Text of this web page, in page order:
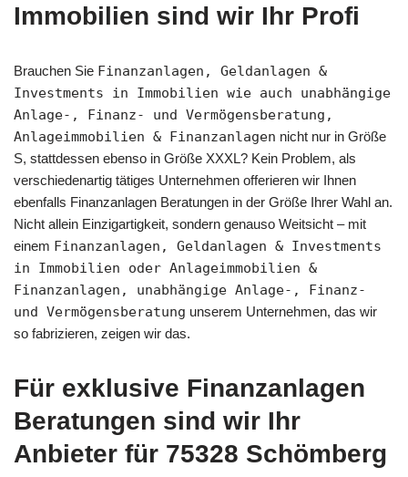
Immobilien sind wir Ihr Profi
Brauchen Sie Finanzanlagen, Geldanlagen &
Investments in Immobilien wie auch unabhängige
Anlage-, Finanz- und Vermögensberatung,
Anlageimmobilien & Finanzanlagen nicht nur in Größe
S, stattdessen ebenso in Größe XXXL? Kein Problem, als
verschiedenartig tätiges Unternehmen offerieren wir Ihnen
ebenfalls Finanzanlagen Beratungen in der Größe Ihrer Wahl an.
Nicht allein Einzigartigkeit, sondern genauso Weitsicht – mit
einem Finanzanlagen, Geldanlagen & Investments
in Immobilien oder Anlageimmobilien &
Finanzanlagen, unabhängige Anlage-, Finanz-
und Vermögensberatung unserem Unternehmen, das wir
so fabrizieren, zeigen wir das.
Für exklusive Finanzanlagen
Beratungen sind wir Ihr
Anbieter für 75328 Schömberg